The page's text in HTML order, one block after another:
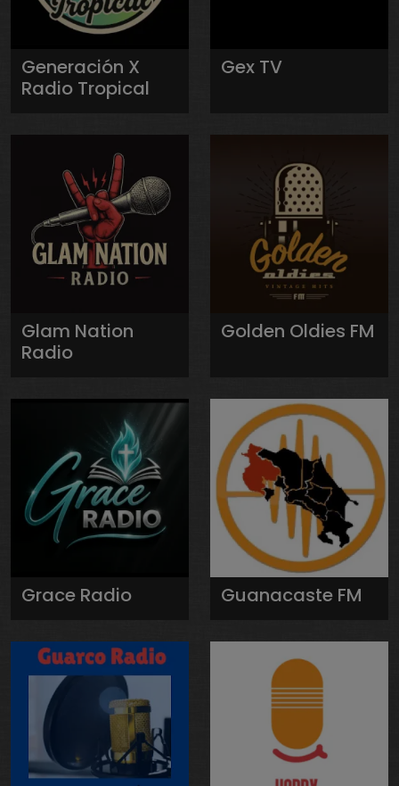
Generación X
Radio Tropical
Gex TV
Glam Nation
Radio
Golden Oldies FM
Grace Radio Guanacaste FM